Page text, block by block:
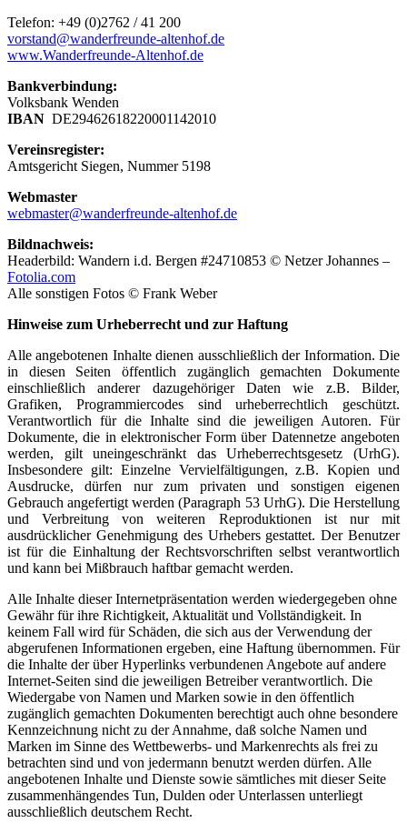
Telefon: +49 (0)2762 / 41 200
vorstand@wanderfreunde-altenhof.de
www.Wanderfreunde-Altenhof.de
Bankverbindung:
Volksbank Wenden
IBAN DE29462618220001142010
Vereinsregister:
Amtsgericht Siegen, Nummer 5198
Webmaster
webmaster@wanderfreunde-altenhof.de
Bildnachweis:
Headerbild: Wandern i.d. Bergen #24710853 © Netzer Johannes –
Fotolia.com
Alle sonstigen Fotos © Frank Weber
Hinweise zum Urheberrecht und zur Haftung
Alle angebotenen Inhalte dienen ausschließlich der Information. Die
in diesen Seiten öffentlich zugänglich gemachten Dokumente
einschließlich anderer dazugehöriger Daten wie z.B. Bilder,
Grafiken, Programmiercodes sind urheberrechtlich geschützt.
Verantwortlich für die Inhalte sind die jeweiligen Autoren. Für
Dokumente, die in elektronischer Form über Datennetze angeboten
werden, gilt uneingeschränkt das Urheberrechtsgesetz (UrhG).
Insbesondere gilt: Einzelne Vervielfältigungen, z.B. Kopien und
Ausdrucke, dürfen nur zum privaten und sonstigen eigenen
Gebrauch angefertigt werden (Paragraph 53 UrhG). Die Herstellung
und Verbreitung von weiteren Reproduktionen ist nur mit
ausdrücklicher Genehmigung des Urhebers gestattet. Der Benutzer
ist für die Einhaltung der Rechtsvorschriften selbst verantwortlich
und kann bei Mißbrauch haftbar gemacht werden.
Alle Inhalte dieser Internetpräsentation werden wiedergegeben ohne
Gewähr für ihre Richtigkeit, Aktualität und Vollständigkeit. In
keinem Fall wird für Schäden, die sich aus der Verwendung der
abgerufenen Informationen ergeben, eine Haftung übernommen. Für
die Inhalte der über Hyperlinks verbundenen Angebote auf andere
Internet-Seiten sind die jeweiligen Betreiber verantwortlich. Die
Wiedergabe von Namen und Marken sowie in den öffentlich
zugänglich gemachten Dokumenten berechtigt auch ohne besondere
Kennzeichnung nicht zu der Annahme, daß solche Namen und
Marken im Sinne des Wettbewerbs- und Markenrechts als frei zu
betrachten sind und von jedermann benutzt werden dürfen. Alle
angebotenen Inhalte und Dienste sowie sämtliches mit dieser Seite
zusammenhängendes Tun, Dulden oder Unterlassen unterliegt
ausschließlich deutschem Recht.